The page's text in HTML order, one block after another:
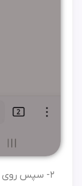
2- سپس روی آیکون